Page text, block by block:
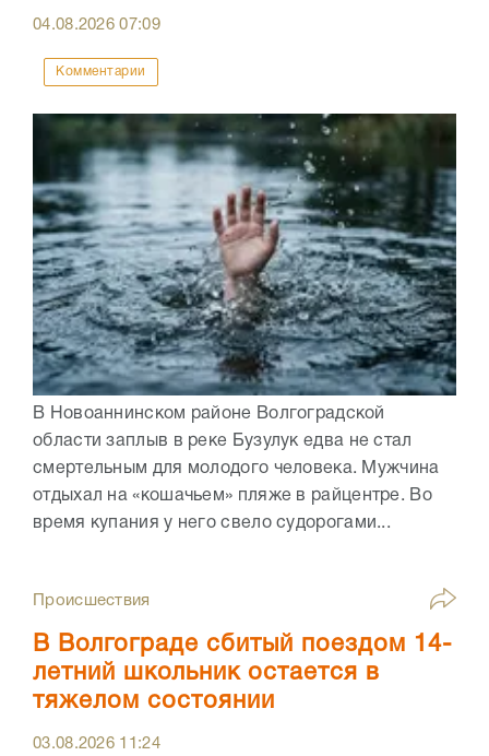
04.08.202607:09
Комментарии
В Новоаннинском районе Волгоградской
области заплыв в реке Бузулук едва не стал
смертельным для молодого человека. Мужчина
отдыхал на «кошачьем» пляже в райцентре. Во
время купания у него свело судорогами...
Происшествия
В Волгограде сбитый поездом 14-
летний школьник остается в
тяжелом состоянии
03.08.2026 11:24